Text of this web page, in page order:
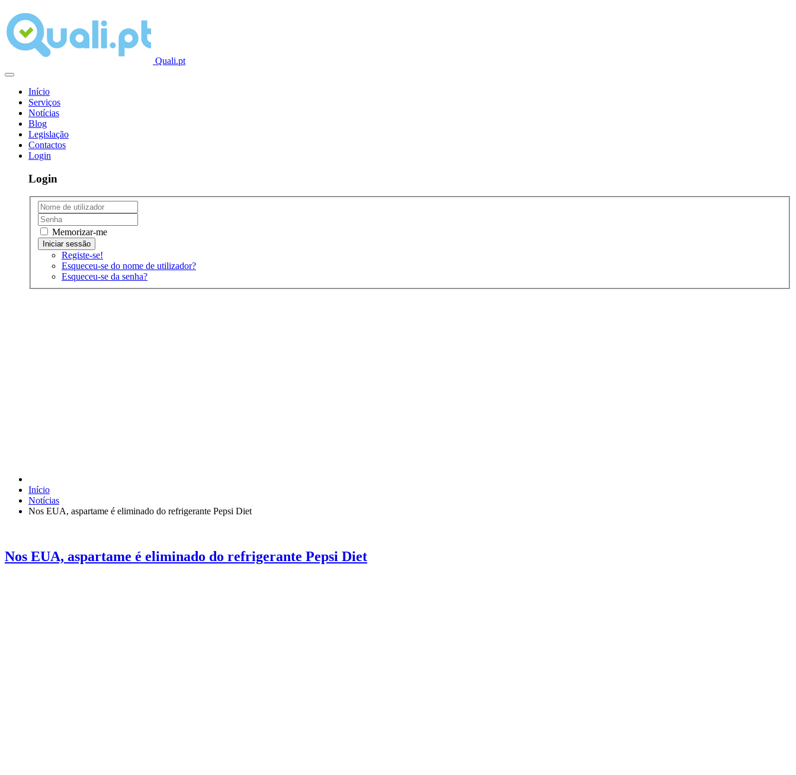
Quali.pt
Início
Serviços
Notícias
Blog
Legislação
Contactos
Login
Login
Memorizar-me
Registe-se!
Esqueceu-se do nome de utilizador?
Esqueceu-se da senha?
Início
Notícias
Nos EUA, aspartame é eliminado do refrigerante Pepsi Diet
Nos EUA, aspartame é eliminado do refrigerante Pepsi Diet